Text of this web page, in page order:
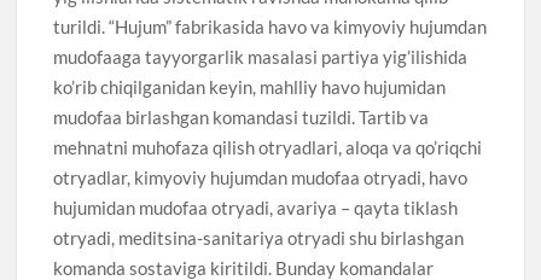
turildi. “Hujum” fabrikasida havo va kimyoviy hujumdan
mudofaaga tayyorgarlik masalasi partiya yig’ilishida
ko’rib chiqilganidan keyin, mahlliy havo hujumidan
mudofaa birlashgan komandasi tuzildi. Tartib va
mehnatni muhofaza qilish otryadlari, aloqa va qo’riqchi
otryadlar, kimyoviy hujumdan mudofaa otryadi, havo
hujumidan mudofaa otryadi, avariya – qayta tiklash
otryadi, meditsina-sanitariya otryadi shu birlashgan
komanda sostaviga kiritildi. Bunday komandalar